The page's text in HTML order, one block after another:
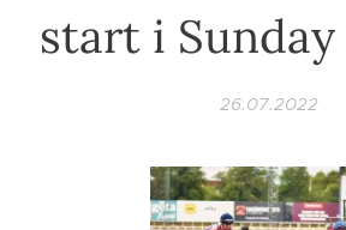
start i Sunday
26.07.2022